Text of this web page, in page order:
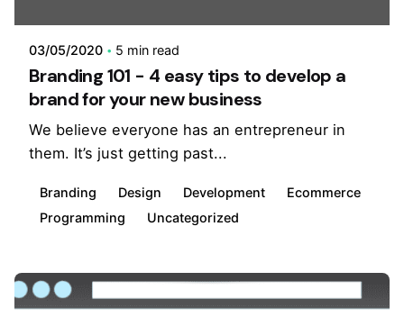
03/05/2020 5 min read
Branding 101 - 4 easy tips to develop a
brand for your new business
We believe everyone has an entrepreneur in
them. It’s just getting past...
Branding Design Development
Ecommerce
Programming
Uncategorized